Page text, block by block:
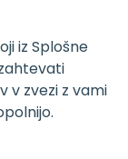
iz Splošne
v zvezi z vami